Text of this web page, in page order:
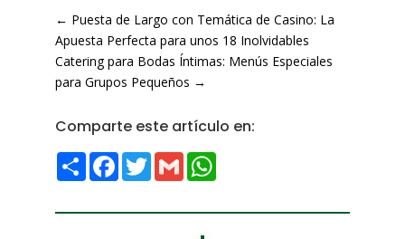
← Puesta de Largo con Temática de Casino: La
Apuesta Perfecta para unos 18 Inolvidables
Catering para Bodas Íntimas: Menús Especiales
para Grupos Pequeños →
Comparte este artículo en:
CompartirFacebook
TwitterGmailWhatsApp